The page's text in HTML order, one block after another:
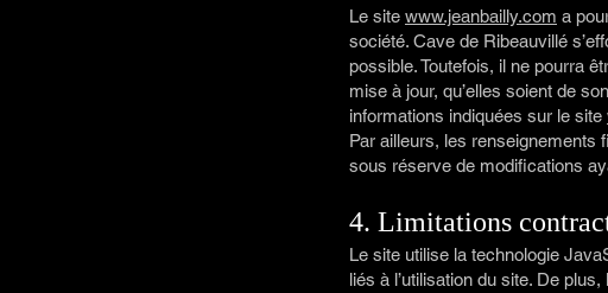
Le site www.jeanbailly.com a
société. Cave de Ribeauvillé
possible. Toutefois, il ne pourra
mise à jour, qu’elles soient de
informations indiquées sur le site
Par ailleurs, les renseignements
sous réserve de modifications
4. Limitations
Le site utilise la technologie
liés à l’utilisation du site. De